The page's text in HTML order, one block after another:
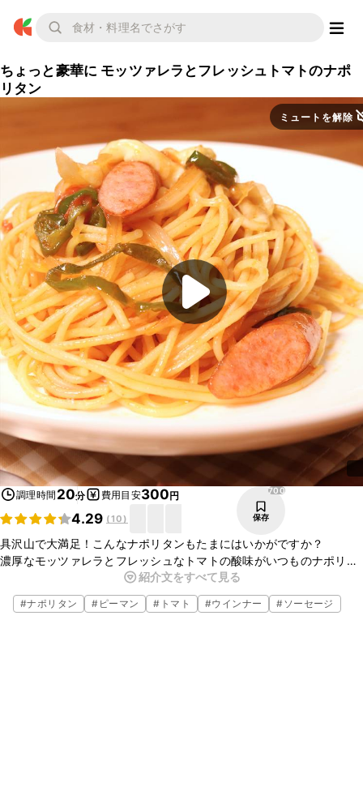
ちょっと豪華に モッツァレラとフレッシュトマトのナポ
リタン
ミュートを解除
調理時間 20分 費用目安300円
4.29 (10)
700
保存
具沢山で大満足！こんなナポリタンもたまにはいかがですか？
濃厚なモッツァレラとフレッシュなトマトの酸味がいつものナポリタ
ンをちょっと豪華に仕上げてくれます。
バジルや粉チーズをかけてもさらに豪華でオシャレなナポリタンにな
りますよ。
紹介文をすべて見る
#ナポリタン # ピーマン # トマト #ウインナー #ソーセージ